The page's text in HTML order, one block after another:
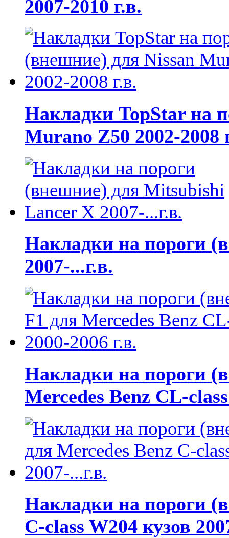
2007-2010 г.в.
Накладки TopStar на
Murano Z50 2002-2008
Накладки на пороги
2007-...г.в.
Накладки на пороги
Mercedes Benz CL-
Накладки на пороги
C-class W204 кузов